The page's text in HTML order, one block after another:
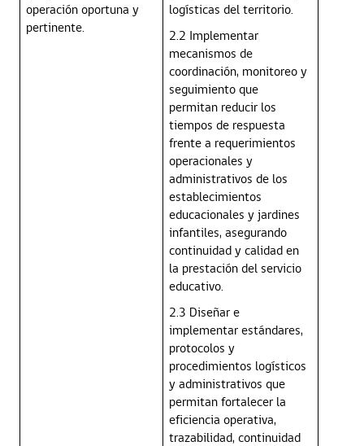
operación oportuna y
pertinente.
logísticas del territorio.
2.2 Implementar
mecanismos de
coordinación, monitoreo y
seguimiento que
permitan reducir los
tiempos de respuesta
frente a requerimientos
operacionales y
administrativos de los
establecimientos
educacionales y jardines
infantiles, asegurando
continuidad y calidad en
la prestación del servicio
educativo.
2.3 Diseñar e
implementar estándares,
protocolos y
procedimientos logísticos
y administrativos que
permitan fortalecer la
eficiencia operativa,
trazabilidad, continuidad